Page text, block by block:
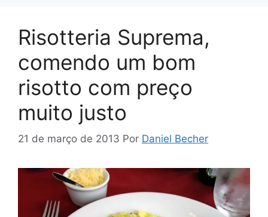
Risotteria Suprema,
comendo um bom
risotto com preço
muito justo
21 de março de 2013 Por Daniel Becher